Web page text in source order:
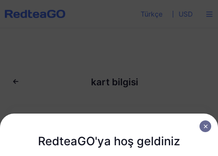
Türkçe USD
kart bilgisi
RedteaGO'ya hoş geldiniz